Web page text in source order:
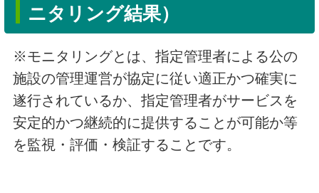
ニタリング結果）
※モニタリングとは、指定管理者による公の
施設の管理運営が協定に従い適正かつ確実に
遂行されているか、指定管理者がサービスを
安定的かつ継続的に提供することが可能か等
を監視・評価・検証することです。